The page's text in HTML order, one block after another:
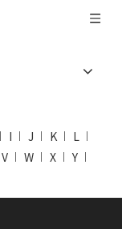
I J K
L
V W X
Y